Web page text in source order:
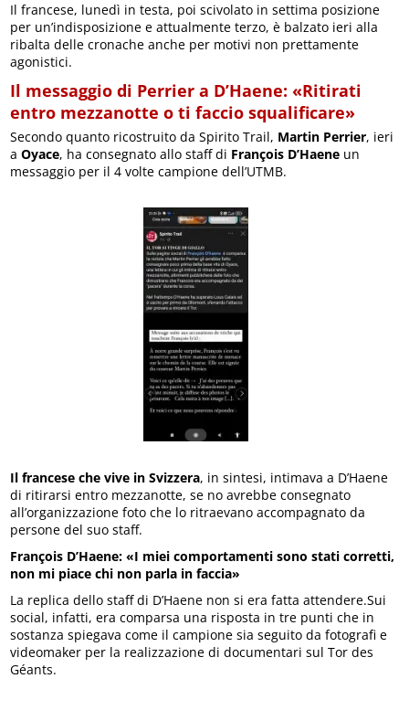
Il francese, lunedì in testa, poi scivolato in settima posizione
per un’indisposizione e attualmente terzo, è balzato ieri alla
ribalta delle cronache anche per motivi non prettamente
agonistici.
Il messaggio di Perrier a D’Haene: «Ritirati
entro mezzanotte o ti faccio squalificare»
Secondo quanto ricostruito da Spirito Trail, Martin Perrier, ieri
aOyace, ha consegnato allo staff di François D’Haene un
messaggio per il 4 volte campione dell’UTMB.
Il francese che vive in Svizzera, in sintesi, intimava a D’Haene
di ritirarsi entro mezzanotte, se no avrebbe consegnato
all’organizzazione foto che lo ritraevano accompagnato da
persone del suo staff.
François D’Haene: «I miei comportamenti sono stati corretti,
non mi piace chi non parla in faccia»
La replica dello staff di D’Haene non si era fatta attendere.Sui
social, infatti, era comparsa una risposta in tre punti che in
sostanza spiegava come il campione sia seguito da fotografi e
videomaker per la realizzazione di documentari sul Tor des
Géants.